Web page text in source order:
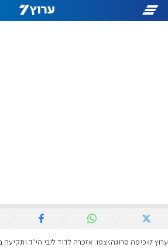
ערוץ 7 כיפה סרוגה צפו: אזכרה לדוד ליבי הי"ד ותקיעה